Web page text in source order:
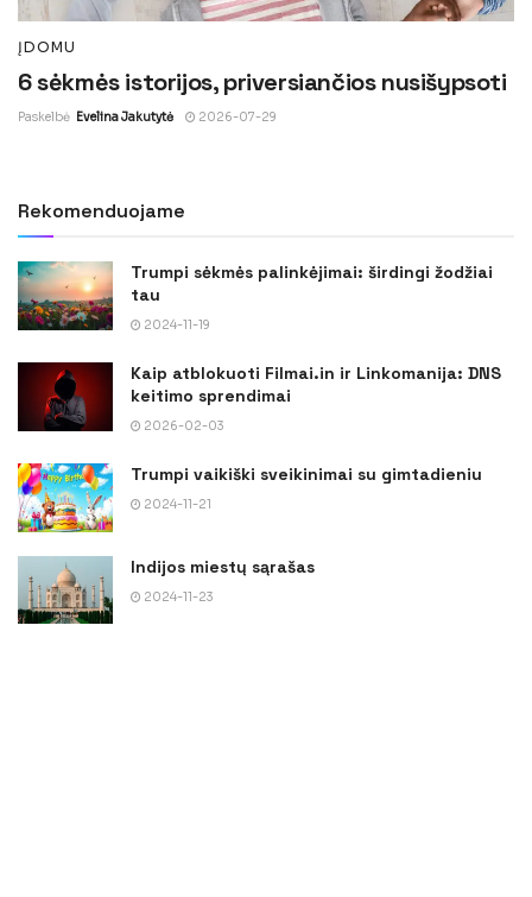
ĮDOMU
6 sėkmės istorijos, priversiančios nusišypsoti
Paskelbė Evelina Jakutytė 2026-07-29
Rekomenduojame
Trumpi sėkmės palinkėjimai: širdingi žodžiai
tau
2024-11-19
Kaip atblokuoti Filmai.in ir Linkomanija: DNS
keitimo sprendimai
2026-02-03
Trumpi vaikiški sveikinimai su gimtadieniu
2024-11-21
Indijos miestų sąrašas
2024-11-23